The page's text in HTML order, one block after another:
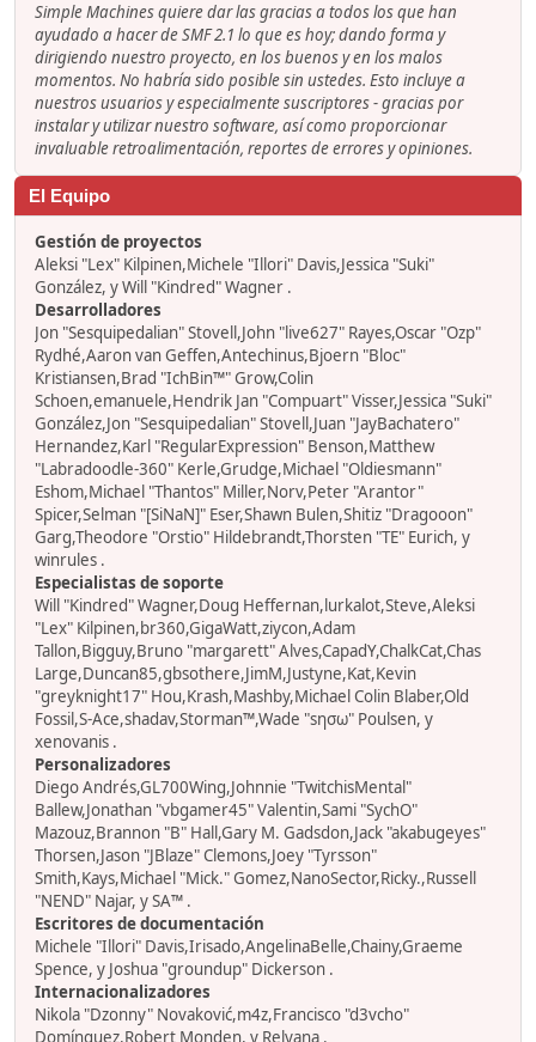
Simple Machines quiere dar las gracias a todos los que han
ayudado a hacer de SMF 2.1 lo que es hoy; dando forma y
dirigiendo nuestro proyecto, en los buenos y en los malos
momentos. No habría sido posible sin ustedes. Esto incluye a
nuestros usuarios y especialmente suscriptores - gracias por
instalar y utilizar nuestro software, así como proporcionar
invaluable retroalimentación, reportes de errores y opiniones.
El Equipo
Gestión de proyectos
Aleksi "Lex" Kilpinen,Michele "Illori" Davis,Jessica "Suki"
González, y Will "Kindred" Wagner .
Desarrolladores
Jon "Sesquipedalian" Stovell,John "live627" Rayes,Oscar "Ozp"
Rydhé,Aaron van Geffen,Antechinus,Bjoern "Bloc"
Kristiansen,Brad "IchBin™" Grow,Colin
Schoen,emanuele,Hendrik Jan "Compuart" Visser,Jessica "Suki"
González,Jon "Sesquipedalian" Stovell,Juan "JayBachatero"
Hernandez,Karl "RegularExpression" Benson,Matthew
"Labradoodle-360" Kerle,Grudge,Michael "Oldiesmann"
Eshom,Michael "Thantos" Miller,Norv,Peter "Arantor"
Spicer,Selman "[SiNaN]" Eser,Shawn Bulen,Shitiz "Dragooon"
Garg,Theodore "Orstio" Hildebrandt,Thorsten "TE" Eurich, y
winrules .
Especialistas de soporte
Will "Kindred" Wagner,Doug Heffernan,lurkalot,Steve,Aleksi
"Lex" Kilpinen,br360,GigaWatt,ziycon,Adam
Tallon,Bigguy,Bruno "margarett" Alves,CapadY,ChalkCat,Chas
Large,Duncan85,gbsothere,JimM,Justyne,Kat,Kevin
"greyknight17" Hou,Krash,Mashby,Michael Colin Blaber,Old
Fossil,S-Ace,shadav,Storman™,Wade "sησω" Poulsen, y
xenovanis .
Personalizadores
Diego Andrés,GL700Wing,Johnnie "TwitchisMental"
Ballew,Jonathan "vbgamer45" Valentin,Sami "SychO"
Mazouz,Brannon "B" Hall,Gary M. Gadsdon,Jack "akabugeyes"
Thorsen,Jason "JBlaze" Clemons,Joey "Tyrsson"
Smith,Kays,Michael "Mick." Gomez,NanoSector,Ricky.,Russell
"NEND" Najar, y SA™ .
Escritores de documentación
Michele "Illori" Davis,Irisado,AngelinaBelle,Chainy,Graeme
Spence, y Joshua "groundup" Dickerson .
Internacionalizadores
Nikola "Dzonny" Novaković,m4z,Francisco "d3vcho"
Domínguez,Robert Monden, y Relyana .